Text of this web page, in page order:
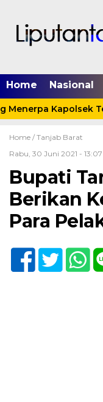
Home Nasional
Kapolsek
Home / Tanjab Barat
Rabu, 30 Juni 2021 -
Bupati
Berikan
Para